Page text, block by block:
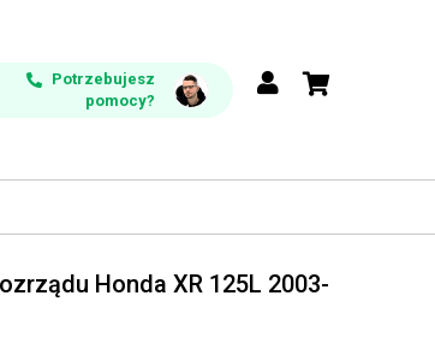
Potrzebujesz
pomocy?
Honda XR 125L 2003-